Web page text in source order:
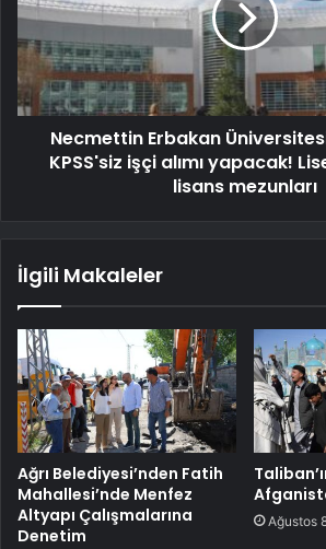
Necmettin Erbakan
KPSS'siz işçi alımı yapacak!
lisans mezunları
İlgili Makaleler
Ağrı Belediyesi’nden Fatih
Mahallesi’nde Menfez
Altyapı Çalışmalarına
Denetim
Ağustos